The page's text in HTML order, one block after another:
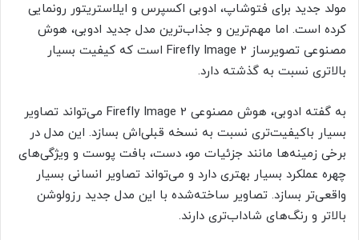
مولد جدید برای فتوشاپ، ادوبی اکسپرس و ایلاستریتور رونمایی
کرده است. اما مهم‌ترین و جذاب‌ترین مدل جدید ادوبی، هوش
مصنوعی تصویرساز Firefly Image 2 است که کیفیت بسیار
بالاتری نسبت به گذشته دارد.
به گفته ادوبی، هوش مصنوعی Firefly Image 2 می‌تواند تصاویر
بسیار باکیفیت‌تری نسبت به نسخه قبلی‌اش بسازد. این مدل در
برخی زمینه‌ها مانند جزئیات مو، دست، بافت پوست و ویژگی‌های
چهره عملکرد بسیار بهتری دارد و می‌تواند تصاویر انسانی بسیار
واقعی‌تر بسازد. تصاویر ساخته‌شده با این مدل جدید رزولوشن
بالاتر و رنگ‌های شاداب‌تری دارند.